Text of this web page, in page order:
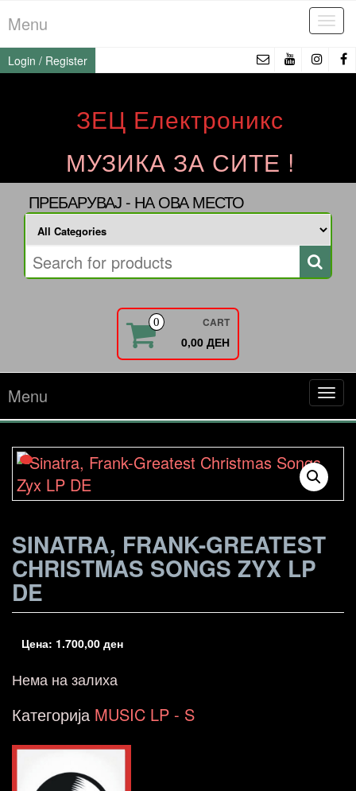
to
the
content
Menu
Login / Register
ЗЕЦ Електроникс
МУЗИКА ЗА СИТЕ !
ПРЕБАРУВАЈ - НА ОВА МЕСТО
0 CART
0,00 ДЕН
Menu
SINATRA, FRANK-GREATEST
CHRISTMAS SONGS ZYX LP
DE
Цена: 1.700,00 ден
Нема на залиха
Категорија MUSIC LP - S